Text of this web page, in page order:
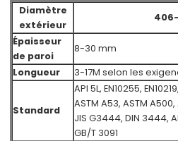
Diamètre
extérieur
Épaisseur
de paroi
8-30 mm
Longueur
3-17M selon les
Standard
API 5L, EN10255,
ASTM A53, ASTM
JIS G3444, DIN 3444,
GB/T 3091